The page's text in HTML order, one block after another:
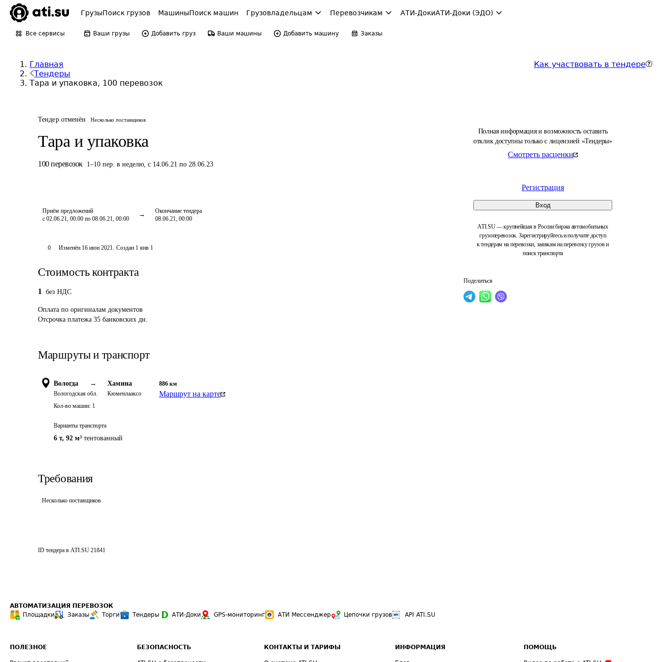
ГрузыПоиск грузов МашиныПоиск машин Грузовладельцам Перевозчикам АТИ-ДокиАТИ-Доки (ЭДО)
Все сервисы Ваши грузы Добавить груз Ваши машины Добавить машину Заказы
Главная
Тендеры
Тара и упаковка, 100 перевозок
Как участвовать в тендере
Тендер отменён Несколько поставщиков
Тара и упаковка
100 перевозок 1–10 пер. в неделю, с 14.06.21 по 28.06.23
Приём предложений
с 02.06.21, 00:00 по 08.06.21, 00:00
Окончание тендера
08.06.21, 00:00
Полная информация и возможность оставить
отклик доступны только с лицензией «Тендеры»
Смотреть расценки
Регистрация
Вход
ATI.SU — крупнейшая в России биржа автомобильных
грузоперевозок. Зарегистрируйтесь и получите доступ
к тендерам на перевозки, заявкам на перевозку грузов и
поиск транспорта
Поделиться
0 Изменён 16 июн 2021. Создан 1 янв 1
Стоимость контракта
1 без НДС
Оплата по оригиналам документов
Отсрочка платежа 35 банковских дн.
Маршруты и транспорт
Вологда →
Вологодская обл.
Хамина
Кюменлааксо
886 км
Маршрут на карте
Кол-во машин: 1
Варианты транспорта
6 т, 92 м³ тентованный
Требования
Несколько поставщиков
ID тендера в ATI.SU 21841
АВТОМАТИЗАЦИЯ ПЕРЕВОЗОК
Площадки
Заказы Торги Тендеры АТИ-Доки GPS-мониторинг АТИ Мессенджер Цепочки грузов API ATI.SU
ПОЛЕЗНОЕ БЕЗОПАСНОСТЬ КОНТАКТЫ И ТАРИФЫ ИНФОРМАЦИЯ ПОМОЩЬ